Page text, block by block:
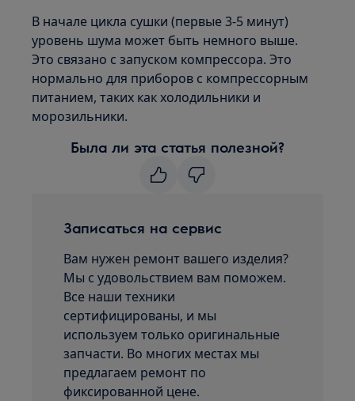
В начале цикла сушки (первые 3-5 минут)
уровень шума может быть немного выше.
Это связано с запуском компрессора. Это
нормально для приборов с компрессорным
питанием, таких как холодильники и
морозильники.
Была ли эта статья полезной?
Записаться на сервис
Вам нужен ремонт вашего изделия?
Мы с удовольствием вам поможем.
Все наши техники
сертифицированы, и мы
используем только оригинальные
запчасти. Во многих местах мы
предлагаем ремонт по
фиксированной цене.